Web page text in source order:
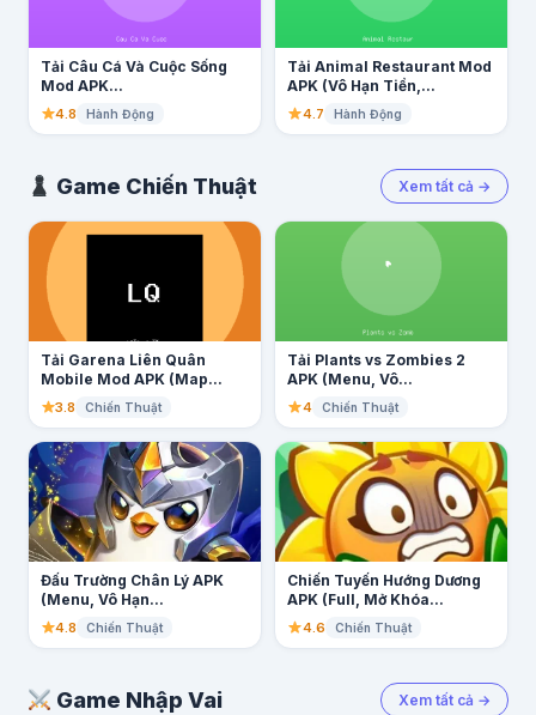
Tải Câu Cá Và Cuộc Sống
Mod APK...
4.8 Hành Động
Tải Animal Restaurant Mod
APK (Vô Hạn Tiền,...
4.7 Hành Động
Game Chiến Thuật Xem tất cả →
Tải Garena Liên Quân
Mobile Mod APK (Map...
3.8 Chiến Thuật
Tải Plants vs Zombies 2
APK (Menu, Vô...
4 Chiến Thuật
Đấu Trường Chân Lý APK
(Menu, Vô Hạn...
4.8 Chiến Thuật
Chiến Tuyến Hướng Dương
APK (Full, Mở Khóa...
4.6 Chiến Thuật
Game Nhập Vai Xem tất cả →